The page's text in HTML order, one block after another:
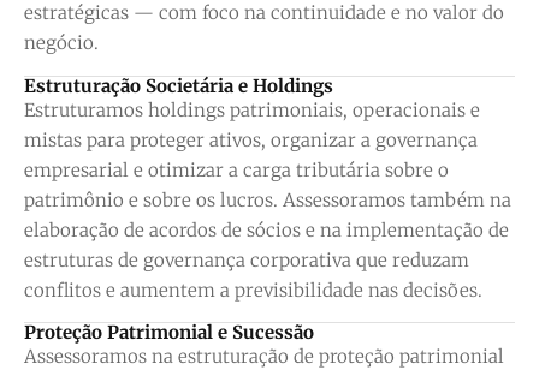
estratégicas — com foco na continuidade e no valor do
negócio.
Estruturação Societária e Holdings
Estruturamos holdings patrimoniais, operacionais e
mistas para proteger ativos, organizar a governança
empresarial e otimizar a carga tributária sobre o
patrimônio e sobre os lucros. Assessoramos também na
elaboração de acordos de sócios e na implementação de
estruturas de governança corporativa que reduzam
conflitos e aumentem a previsibilidade nas decisões.
Proteção Patrimonial e Sucessão
Assessoramos na estruturação de proteção patrimonial